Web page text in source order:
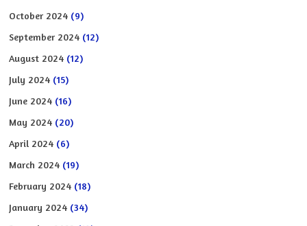
October 2024 (9)
September 2024 (12)
August 2024 (12)
July 2024 (15)
June 2024 (16)
May 2024 (20)
April 2024 (6)
March 2024 (19)
February 2024 (18)
January 2024 (34)